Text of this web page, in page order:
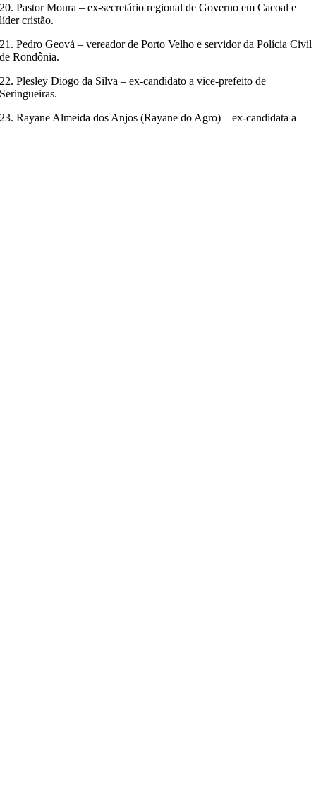
20. Pastor Moura – ex-secretário regional de Governo em Cacoal e
líder cristão.
21. Pedro Geová – vereador de Porto Velho e servidor da Polícia Civil
de Rondônia.
22. Plesley Diogo da Silva – ex-candidato a vice-prefeito de
Seringueiras.
23. Rayane Almeida dos Anjos (Rayane do Agro) – ex-candidata a